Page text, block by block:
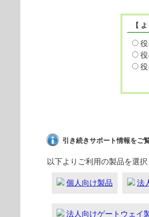
【
引き続きサポート情報をご
以下よりご利用の製品を選
個人向け製品 法
法人向けゲートウェイ